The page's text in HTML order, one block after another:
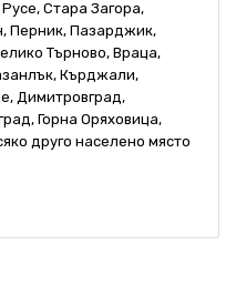
Стара Загора,
Перник, Пазарджик,
Търново, Враца,
Кърджали,
Димитровград,
Горна Оряховица,
друго населено място